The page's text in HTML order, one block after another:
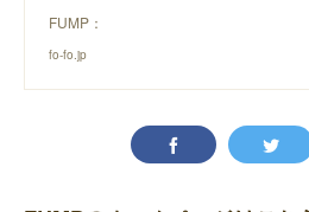
FUMP：
fo-fo.jp